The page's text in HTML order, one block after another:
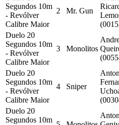
Segundos 10m
- Revólver
Calibre Maior
2 Mr. Gun
Duelo 20
Segundos 10m
- Revólver
Calibre Maior
3 Monolitos
Duelo 20
Segundos 10m
- Revólver
Calibre Maior
4 Sniper
Duelo 20
Segundos 10m